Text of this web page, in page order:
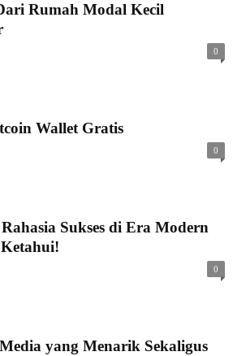
Rumah Modal Kecil
0
Wallet Gratis
0
Sukses di Era Modern
0
yang Menarik Sekaligus